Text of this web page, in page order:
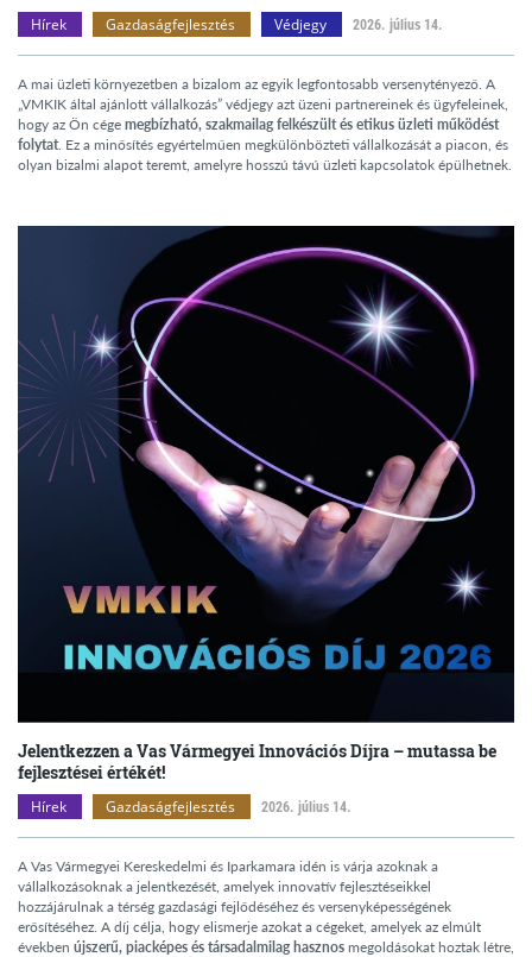
Hírek Gazdaságfejlesztés Védjegy 2026. július 14.
A mai üzleti környezetben a bizalom az egyik legfontosabb versenytényező. A
„VMKIK által ajánlott vállalkozás” védjegy azt üzeni partnereinek és ügyfeleinek,
hogy az Ön cége megbízható, szakmailag felkészült és etikus üzleti működést
folytat. Ez a minősítés egyértelműen megkülönbözteti vállalkozását a piacon, és
olyan bizalmi alapot teremt, amelyre hosszú távú üzleti kapcsolatok épülhetnek.
Jelentkezzen a Vas Vármegyei Innovációs Díjra – mutassa be
fejlesztései értékét!
Hírek Gazdaságfejlesztés 2026. július 14.
A Vas Vármegyei Kereskedelmi és Iparkamara idén is várja azoknak a
vállalkozásoknak a jelentkezését, amelyek innovatív fejlesztéseikkel
hozzájárulnak a térség gazdasági fejlődéséhez és versenyképességének
erősítéséhez. A díj célja, hogy elismerje azokat a cégeket, amelyek az elmúlt
években újszerű, piacképes és társadalmilag hasznos megoldásokat hoztak létre,